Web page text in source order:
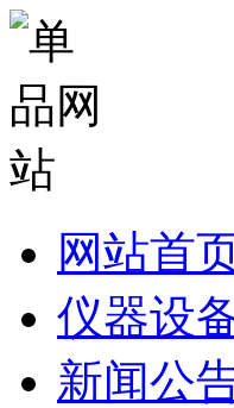
网站首
仪器设
新闻公